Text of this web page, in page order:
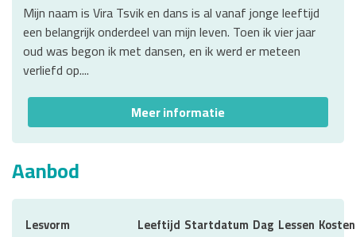
Mijn naam is Vira Tsvik en dans is al vanaf jonge leeftijd
een belangrijk onderdeel van mijn leven. Toen ik vier jaar
oud was begon ik met dansen, en ik werd er meteen
verliefd op....
Meer informatie
Aanbod
Lesvorm Leeftijd Startdatum Dag Lessen Kosten